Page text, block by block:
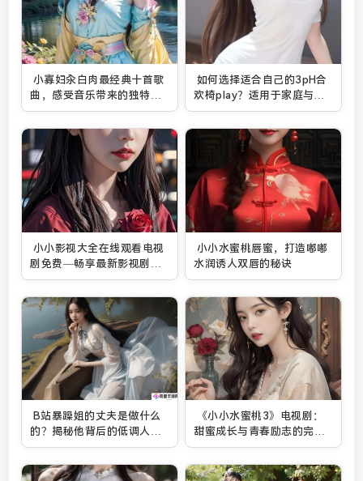
小寡妇汆白肉最经典十首歌
曲，感受音乐带来的独特情
感表达
如何选择适合自己的3pH合
欢椅play？适用于家庭与办
公室的实用指南
小小影视大全在线观看电视
剧免费—畅享最新影视剧，
体验高清无广告观看
小小水蜜桃唇蜜，打造嘟嘟
水润诱人双唇的秘诀
B站暴躁姐的丈夫是做什么
的？揭秘他背后的低调人生
与职业真相
《小小水蜜桃3》电视剧：
甜蜜成长与青春励志的完美
呈现